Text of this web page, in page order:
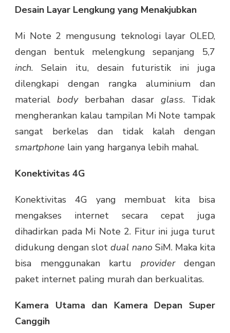
Desain Layar Lengkung yang Menakjubkan
Mi Note 2 mengusung teknologi layar OLED,
dengan bentuk melengkung sepanjang 5,7
inch. Selain itu, desain futuristik ini juga
dilengkapi dengan rangka aluminium dan
materialbody berbahan dasar glass. Tidak
mengherankan kalau tampilan Mi Note tampak
sangat berkelas dan tidak kalah dengan
smartphone lain yang harganya lebih mahal.
Konektivitas 4G
Konektivitas 4G yang membuat kita bisa
mengakses internet secara cepat juga
dihadirkan pada Mi Note 2. Fitur ini juga turut
didukung dengan slotdual nano SiM. Maka kita
bisa menggunakan kartu provider dengan
paket internet paling murah dan berkualitas.
Kamera Utama dan Kamera Depan Super
Canggih